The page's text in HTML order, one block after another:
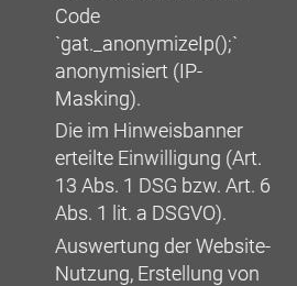
Code
`gat._anonymizeIp();`
anonymisiert (IP-
Masking).
Die im Hinweisbanner
erteilte Einwilligung (Art.
13 Abs. 1 DSG bzw. Art. 6
Abs. 1 lit. a DSGVO).
Auswertung der Website-
Nutzung, Erstellung von